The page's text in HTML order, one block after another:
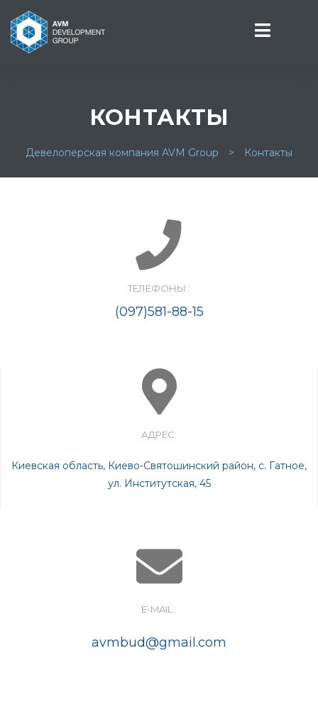
КОНТАКТЫ
Девелоперская компания AVM Group > Контакты
ТЕЛЕФОНЫ :
(097)581-88-15
АДРЕС:
Киевская область, Киево-Святошинский район, с. Гатное,
ул. Институтская, 45
E-MAIL :
avmbud@gmail.com